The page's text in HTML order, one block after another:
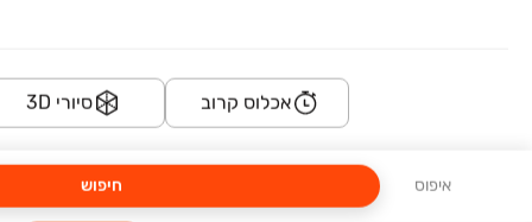
אכלוס קרוב סיורי 3D
איפוס חיפוש
הצלף, הר יונה ב', נוף הגליל